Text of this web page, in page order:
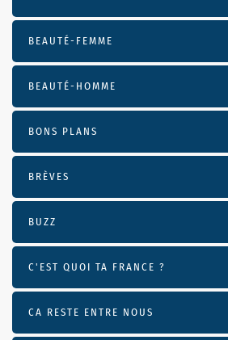
BEAUTÉ-FEMME
BEAUTÉ-HOMME
BONS PLANS
BRÈVES
BUZZ
C'EST QUOI TA FRANCE ?
CA RESTE ENTRE NOUS